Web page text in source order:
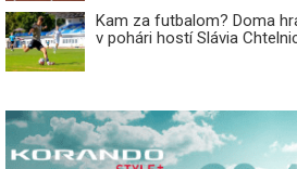
Kam za futbalom? Doma
v pohári hostí Slávia